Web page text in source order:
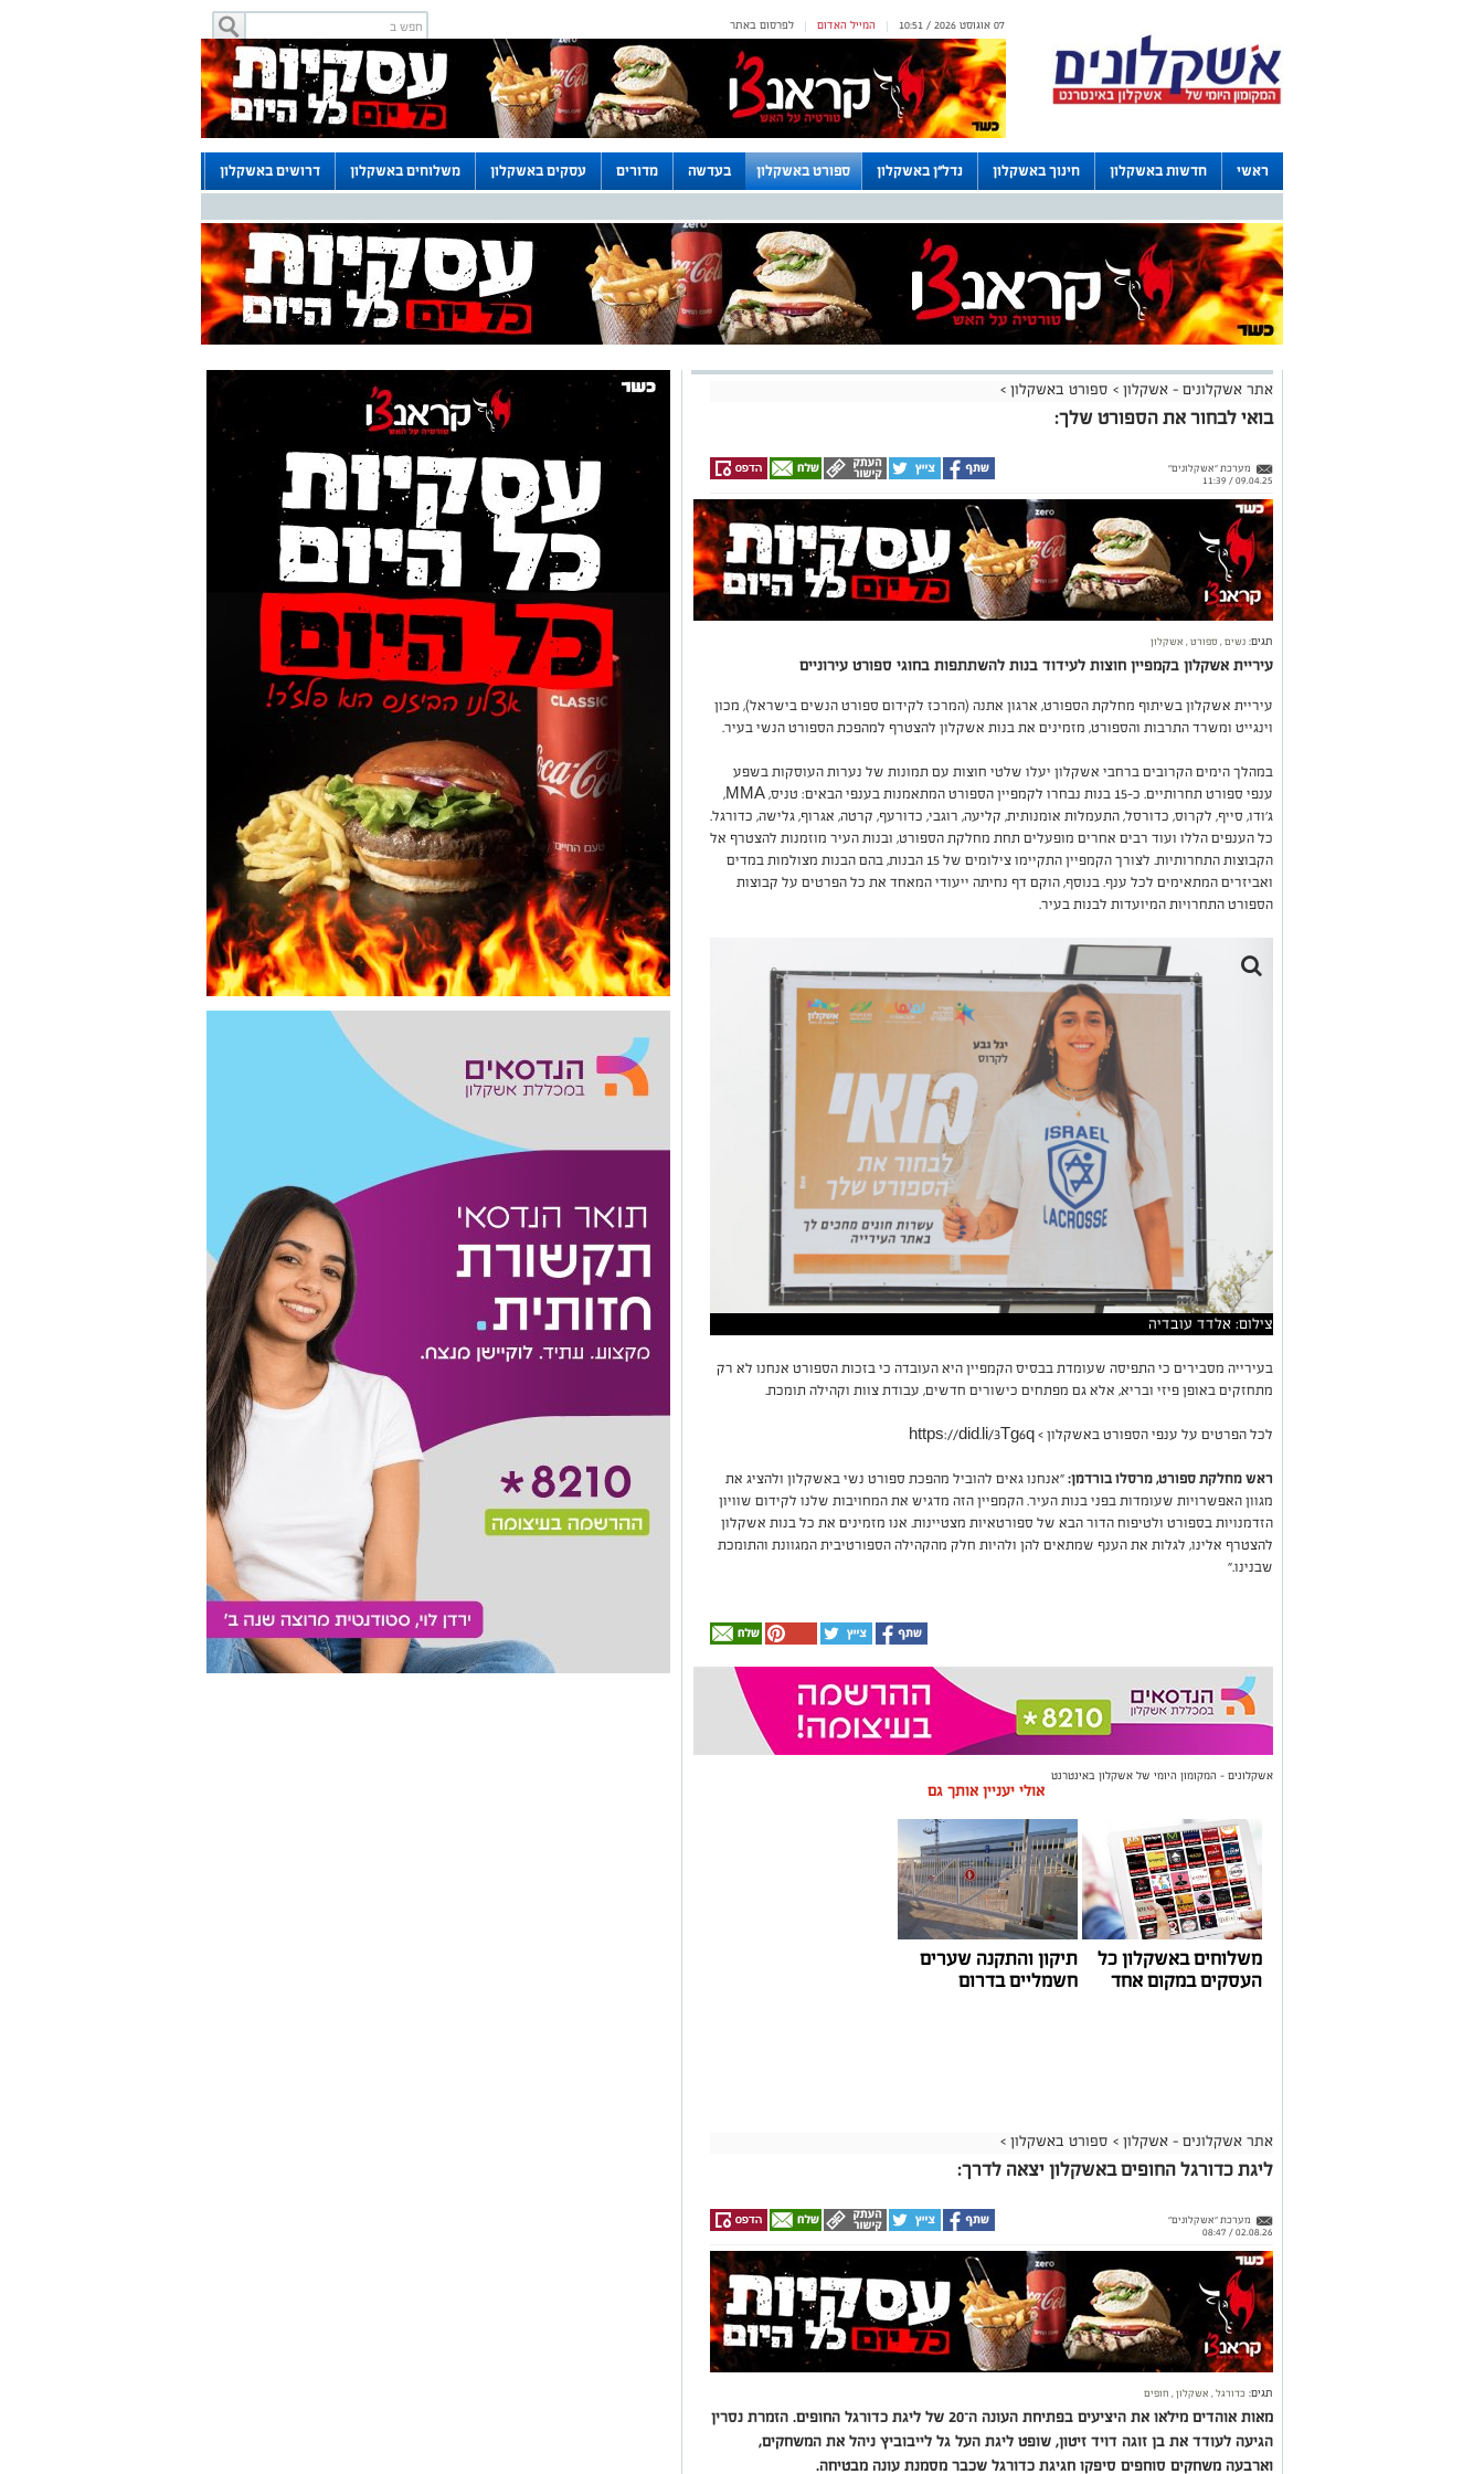
לפרסום באתר | המייל האדום | 07 אוגוסט 2026 / 10:51
ראשי חדשות באשקלון חינוך באשקלון נדל"ן באשקלון ספורט באשקלון בעדשה מדורים עסקים באשקלון משלוחים באשקלון דרושים באשקלון
אתר אשקלונים - אשקלון > ספורט באשקלון >
בואי לבחור את הספורט שלך:
מערכת "אשקלונים"
09.04.25 / 11:39
תגים: נשים, ספורט, אשקלון
עיריית אשקלון בקמפיין חוצות לעידוד בנות להשתתפות בחוגי ספורט עירוניים
עיריית אשקלון בשיתוף מחלקת הספורט, ארגון אתנה (המרכז לקידום ספורט הנשים בישראל), מכון
וינגייט ומשרד התרבות והספורט, מזמינים את בנות אשקלון להצטרף למהפכת הספורט הנשי בעיר.
במהלך הימים הקרובים ברחבי אשקלון יעלו שלטי חוצות עם תמונות של נערות העוסקות בשפע
ענפי ספורט תחרותיים. כ-15 בנות נבחרו לקמפיין הספורט המתאמנות בענפי הבאים: טניס, MMA,
ג'ודו, סייף, לקרוס, כדורסל, התעמלות אומנותית, קליעה, רוגבי, כדורעף, קרטה, אגרוף, גלישה, כדורגל.
כל הענפים הללו ועוד רבים אחרים מופעלים תחת מחלקת הספורט, ובנות העיר מוזמנות להצטרף אל
הקבוצות התחרותיות. לצורך הקמפיין התקיימו צילומים של 15 הבנות, בהם הבנות מצולמות במדים
ואביזרים המתאימים לכל ענף. בנוסף, הוקם דף נחיתה ייעודי המאחד את כל הפרטים על קבוצות
הספורט התחרויות המיועדות לבנות בעיר.
צילום: אלדד עובדיה
בעירייה מסבירים כי התפיסה שעומדת בבסיס הקמפיין היא העובדה כי בזכות הספורט אנחנו לא רק
מתחזקים באופן פיזי ובריא, אלא גם מפתחים כישורים חדשים, עבודת צוות וקהילה תומכת.
לכל הפרטים על ענפי הספורט באשקלון > https://did.li/3Tg6q
ראש מחלקת ספורט, מרסלו בורדמן:"אנחנו גאים להוביל מהפכת ספורט נשי באשקלון ולהציג את
מגוון האפשרויות שעומדות בפני בנות העיר. הקמפיין הזה מדגיש את המחויבות שלנו לקידום שוויון
הזדמנויות בספורט ולטיפוח הדור הבא של ספורטאיות מצטיינות. אנו מזמינים את כל בנות אשקלון
להצטרף אלינו, לגלות את הענף שמתאים להן ולהיות חלק מהקהילה הספורטיבית המגוונת והתומכת
שבנינו."
אשקלונים - המקומון היומי של אשקלון באינטרנט
אולי יעניין אותך גם
משלוחים באשקלון כל
העסקים במקום אחד
תיקון והתקנה שערים
חשמליים בדרום
אתר אשקלונים - אשקלון > ספורט באשקלון >
ליגת כדורגל החופים באשקלון יצאה לדרך:
מערכת "אשקלונים"
02.08.26 / 08:47
תגים: כדורגל, אשקלון, חופים
מאות אוהדים מילאו את היציעים בפתיחת העונה ה־20 של ליגת כדורגל החופים. הזמרת נסרין
הגיעה לעודד את בן זוגה דויד זיטון, שופט ליגת העל גל לייבוביץ ניהל את המשחקים,
וארבעה משחקים סוחפים סיפקו חגיגת כדורגל שכבר מסמנת עונה מבטיחה.